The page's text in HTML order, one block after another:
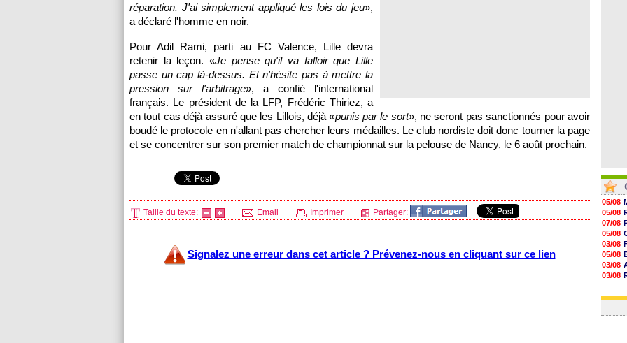
réparation. J'ai simplement appliqué les lois du jeu»,
a déclaré l'homme en noir.
Pour Adil Rami, parti au FC Valence, Lilledevra
retenir la leçon. «Je pense qu'il va falloir que Lille
passe un cap là-dessus. Et n'hésite pas à mettre la
pression sur l'arbitrage», a confié l'international
français. Le président de la LFP, Frédéric Thiriez, a
en tout cas déjà assuré que les Lillois, déjà «punis par le sort», ne seront pas sanctionnés pour avoir
boudé le protocole en n'allant pas chercher leurs médailles. Le club nordiste doit donc tourner la page
et se concentrer sur son premier match de championnat sur la pelouse de Nancy, le 6 août prochain.
Taille du texte: Email Imprimer Partager:
Signalez une erreur dans cet article ? Prévenez-nous en cliquant sur ce lien
05/08
05/08
07/08
05/08
03/08
05/08
03/08
03/08
03/08